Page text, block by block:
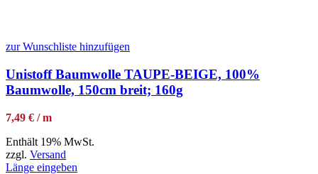
zur Wunschliste hinzufügen
Unistoff Baumwolle TAUPE-BEIGE, 100%
Baumwolle, 150cm breit; 160g
7,49 € / m
Enthält 19% MwSt.
zzgl. Versand
Länge eingeben